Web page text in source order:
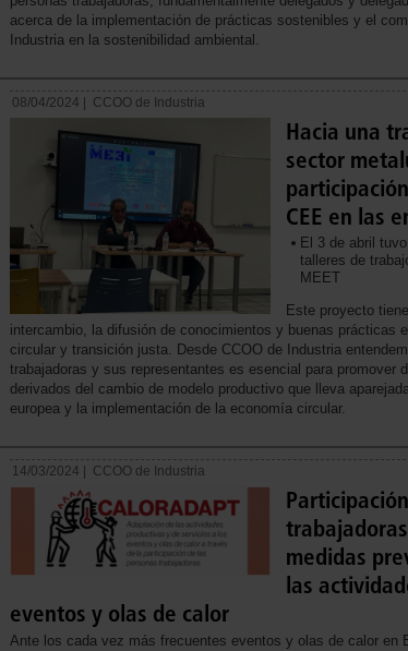
acerca de la implementación de prácticas sostenibles y el
Industria en la sostenibilidad ambiental.
08/04/2024 | CCOO de Industria
Hacia una
sector
CEE en las
El 3 de abril
talleres de
MEET
Este proyecto
intercambio, la difusión de conocimientos y buenas prácticas
circular y transición justa. Desde CCOO de Industria
trabajadoras y sus representantes es esencial para promover
derivados del cambio de modelo productivo que lleva
europea y la implementación de la economía circular.
14/03/2024 | CCOO de Industria
medidas
las
eventos y olas de calor
Ante los cada vez más frecuentes eventos y olas de calor en